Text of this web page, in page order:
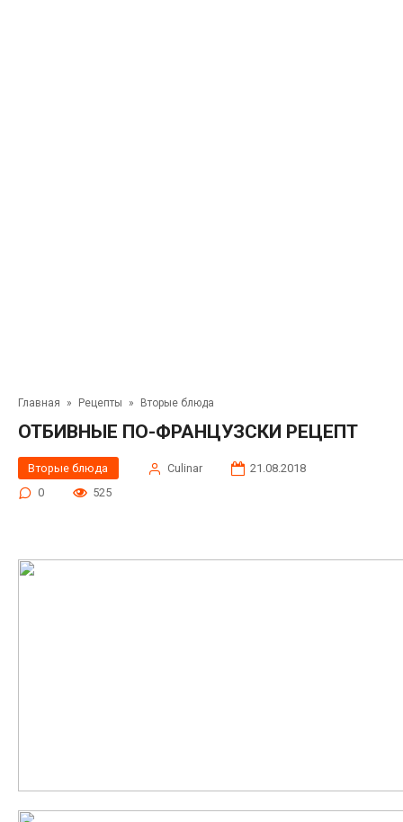
Главная » Рецепты » Вторые блюда
ОТБИВНЫЕ ПО-ФРАНЦУЗСКИ РЕЦЕПТ
Вторые блюда Сulinar
21.08.2018
0
525